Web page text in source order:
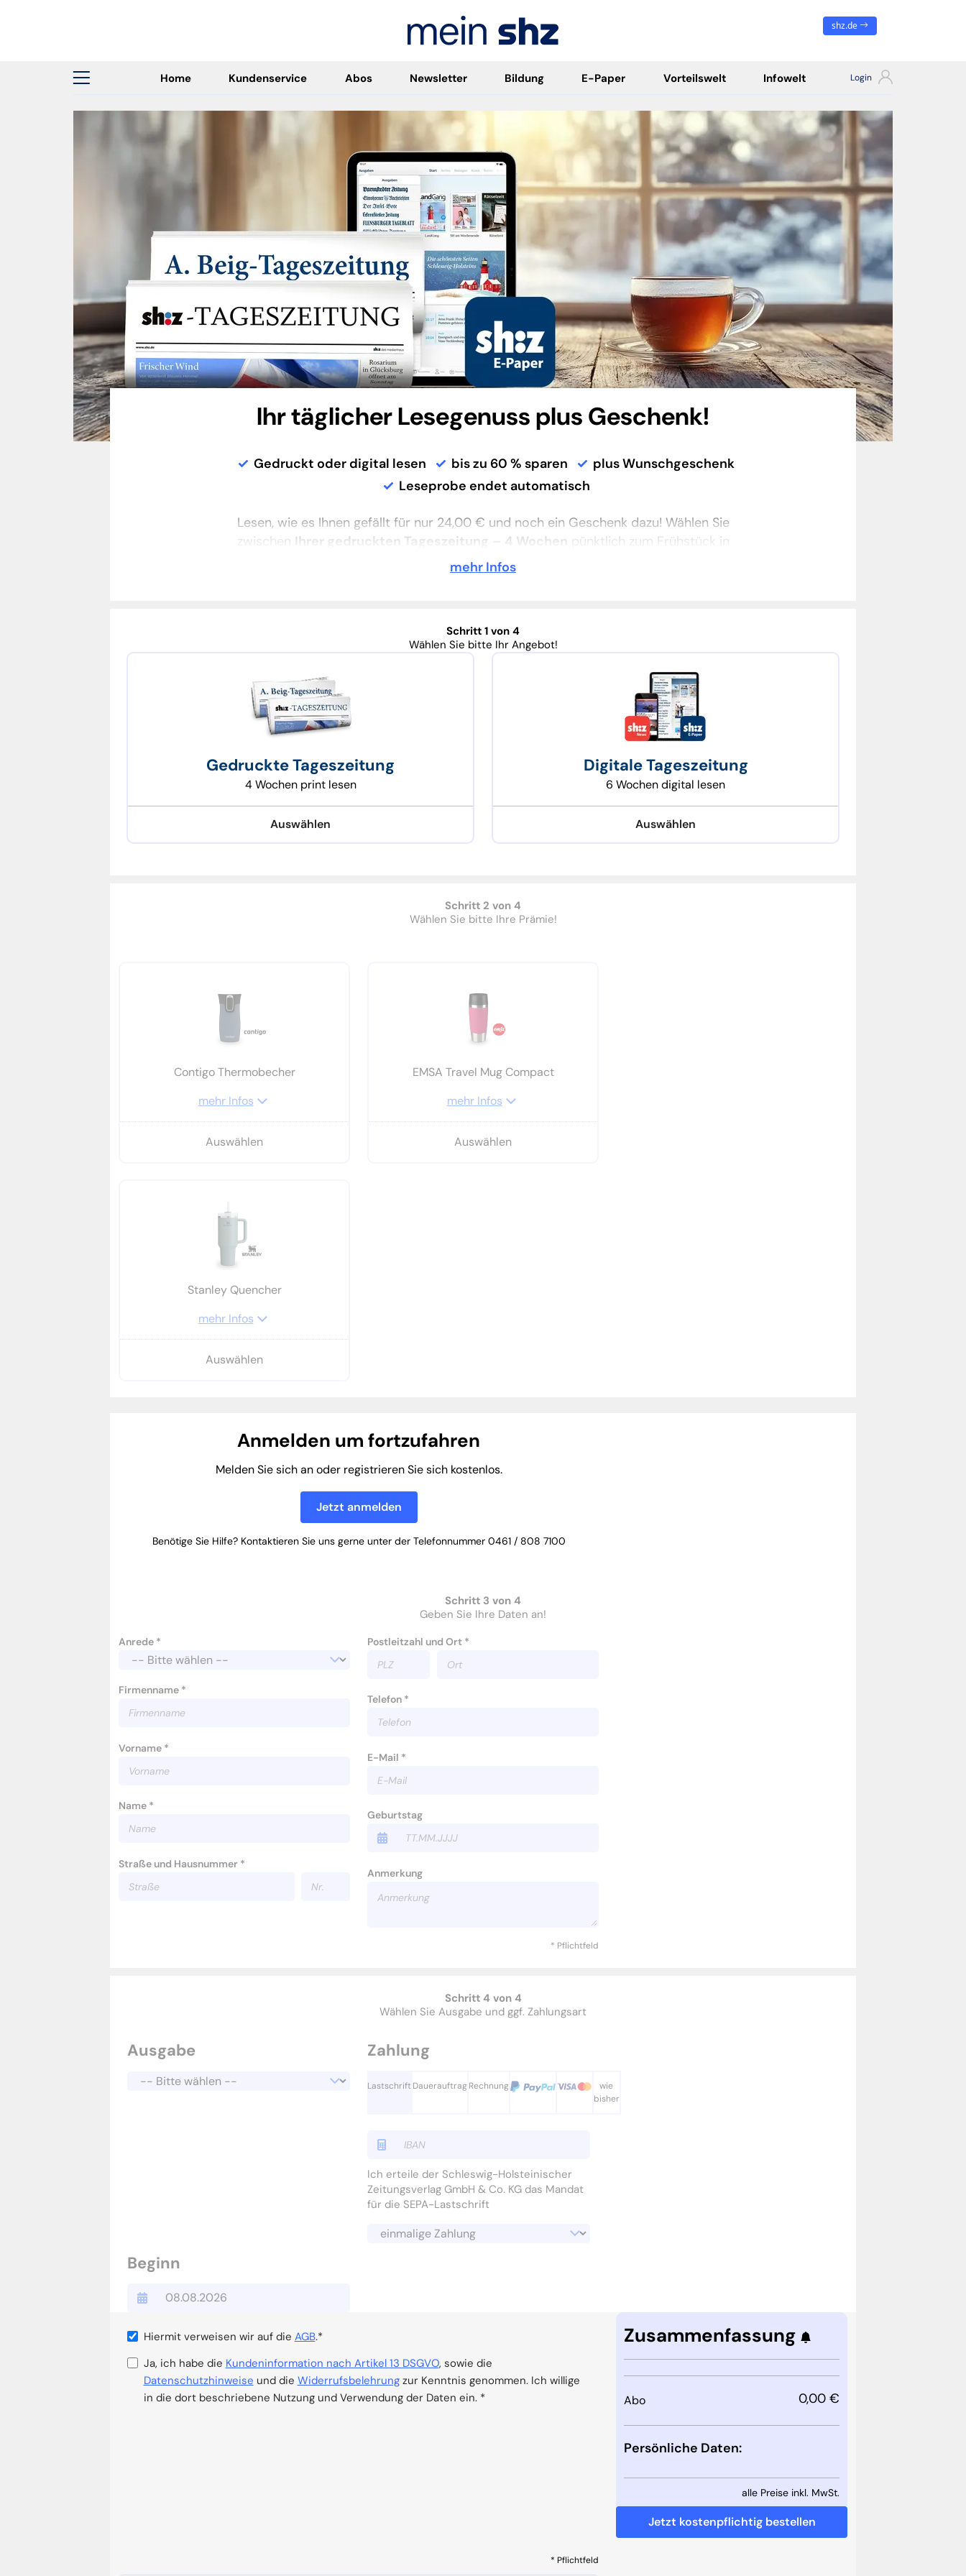
shz.de
Home Kundenservice Abos Newsletter Bildung E-Paper Vorteilswelt Infowelt
Ihr täglicher Lesegenuss plus Geschenk!
Gedruckt oder digital lesen bis zu 60 % sparen
plus Wunschgeschenk
Leseprobe endet automatisch
Lesen, wie es Ihnen gefällt für nur 24,00 € und noch ein Geschenk dazu! Wählen Sie
zwischen Ihrer gedruckten Tageszeitung – 4 Wochen pünktlich zum Frühstück in
shz premium , dem digitalen Nachrichtenangebot für Tablet,
Smartphone und PC. Damit können Sie6 Wochen
Ein Thermobecher Ihrer Wahl – für heißen Kaffee oder Tee oder kalte
mehr Infos
Schritt 1 von 4
Wählen Sie bitte Ihr Angebot!
Gedruckte Tageszeitung
4 Wochen print lesen
Auswählen
Digitale Tageszeitung
6 Wochen digital lesen
Auswählen
Schritt 2 von 4
Wählen Sie bitte Ihre Prämie!
Contigo Thermobecher
mehr Infos
Auswählen
EMSA Travel Mug Compact
mehr Infos
Auswählen
Stanley Quencher
mehr Infos
Auswählen
Anmelden um fortzufahren
Melden Sie sich an oder registrieren Sie sich kostenlos.
Jetzt anmelden
Benötige Sie Hilfe? Kontaktieren Sie uns gerne unter der Telefonnummer 0461 / 808 7100
Schritt 3 von 4
Geben Sie Ihre Daten an!
Anrede *
Firmenname *
Vorname *
Name *
Straße und Hausnummer *
Postleitzahl und Ort *
Telefon *
E-Mail *
Geburtstag
Anmerkung
* Pflichtfeld
Schritt 4 von 4
Wählen Sie Ausgabe und ggf. Zahlungsart
Ausgabe Zahlung
Lastschrift DauerauftragRechnung
wie
bisher
Ich erteile der Schleswig-Holsteinischer
Zeitungsverlag GmbH & Co. KG das Mandat
für die SEPA-Lastschrift
Beginn
Hiermit verweisen wir auf die AGB.*
Ja, ich habe die Kundeninformation nach Artikel 13 DSGVO, sowie die
Datenschutzhinweise und die Widerrufsbelehrungzur Kenntnis genommen. Ich willige
in die dort beschriebene Nutzung und Verwendung der Daten ein. *
Zusammenfassung
Abo 0,00 €
Persönliche Daten:
alle Preise inkl. MwSt.
Jetzt kostenpflichtig bestellen
* Pflichtfeld